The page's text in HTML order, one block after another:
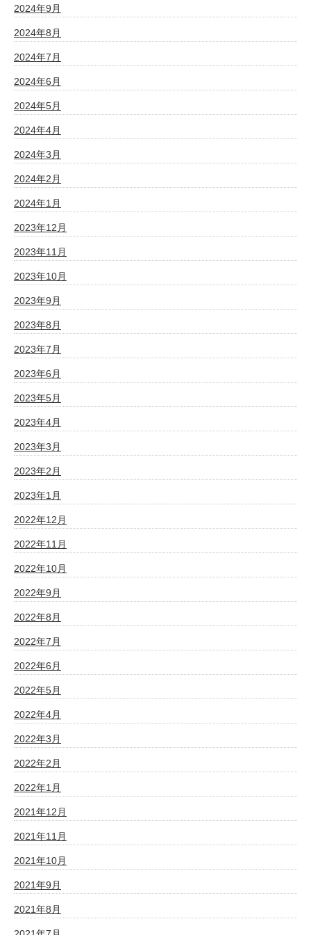
2024年9月
2024年8月
2024年7月
2024年6月
2024年5月
2024年4月
2024年3月
2024年2月
2024年1月
2023年12月
2023年11月
2023年10月
2023年9月
2023年8月
2023年7月
2023年6月
2023年5月
2023年4月
2023年3月
2023年2月
2023年1月
2022年12月
2022年11月
2022年10月
2022年9月
2022年8月
2022年7月
2022年6月
2022年5月
2022年4月
2022年3月
2022年2月
2022年1月
2021年12月
2021年11月
2021年10月
2021年9月
2021年8月